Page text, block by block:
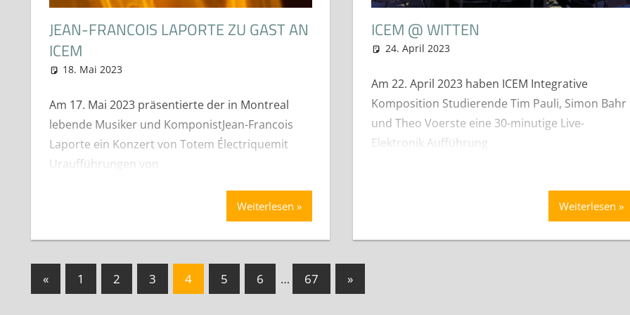
JEAN-FRANCOIS LAPORTE ZU GAST AN
ICEM
18. Mai 2023
Am 17. Mai 2023 präsentierte der in Montreal
lebende Musiker und KomponistJean-Francois
Laporte ein Konzert von Totem Électriquemit
Uraufführungen von
Weiterlesen
ICEM @ WITTEN
24. April 2023
Am 22. April 2023 haben ICEM Integrative
Komposition Studierende Tim Pauli, Simon Bahr
und Theo Voerste eine 30-minutige Live-
Elektronik Aufführung
Weiterlesen
Seitennummerierung
«Vorherige
Beiträge
1 2 3 4 5 6 … 67
Nächste
Beiträge
»